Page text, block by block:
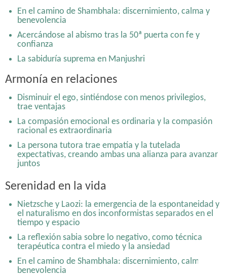
En el camino de Shambhala: discernimiento, calma y
benevolencia
Acercándose al abismo tras la 50ª puerta con fe y
confianza
La sabiduría suprema en Manjushri
Nietzsche y Laozi: la emergencia de la espontaneidad y
el naturalismo en dos inconformistas separados en el
tiempo y espacio
De praemeditatio malorum a memento mori y al yoga
de la muerte: Practicar morir
Disminuir el ego, sintiéndose con menos privilegios,
trae ventajas
En el camino de Shambhala: discernimiento, calma y
benevolencia
Armonía en relaciones
Disminuir el ego, sintiéndose con menos privilegios,
trae ventajas
La compasión emocional es ordinaria y la compasión
racional es extraordinaria
La persona tutora trae empatía y la tutelada
expectativas, creando ambas una alianza para avanzar
juntos
Serenidad en la vida
Nietzsche y Laozi: la emergencia de la espontaneidad y
el naturalismo en dos inconformistas separados en el
tiempo y espacio
La reflexión sabia sobre lo negativo, como técnica
terapéutica contra el miedo y la ansiedad
En el camino de Shambhala: discernimiento, calma y
benevolencia